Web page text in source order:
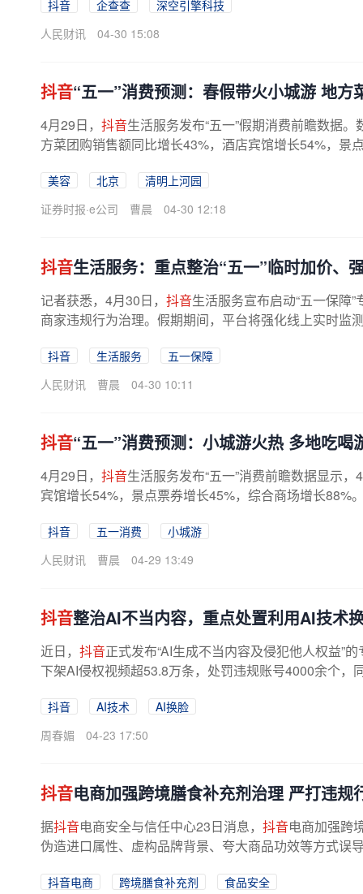
抖音 企查查
深空引擎科技
人民财讯
04-30 15:08
抖音“五一”消费预测：春假带火小城游 地方
4月29日， 抖音生活服务发布“五一”假期消费前瞻数据
方菜团购销售额同比增长43%，酒店宾馆增长54%，景
美容 北京
清明上河园
证券时报·e公司
曹晨 04-30 12:18
抖音生活服务：重点整治“五一”临时加价、
记者获悉，4月30日， 抖音生活服务宣布启动“五一保障
商家违规行为治理。假期期间，平台将强化线上实时监
抖音 生活服务
五一保障
人民财讯
曹晨 04-30 10:11
抖音“五一”消费预测：小城游火热 多地吃喝
4月29日， 抖音生活服务发布“五一”消费前瞻数据显示
宾馆增长54%，景点票券增长45%，综合商场增长88%
抖音 五一消费
小城游
人民财讯
曹晨 04-29 13:49
抖音整治AI不当内容，重点处置利用AI技术
近日， 抖音正式发布“AI生成不当内容及侵犯他人权益”
下架AI侵权视频超53.8万条，处罚违规账号4000余个
抖音 AI技术
AI换脸
周春媚
04-23 17:50
抖音电商加强跨境膳食补充剂治理 严打违规
据抖音电商安全与信任中心23日消息， 抖音电商加强跨
伪造进口属性、虚构品牌背景、夸大商品功效等方式误
抖音电商 跨境膳食补充剂
食品安全